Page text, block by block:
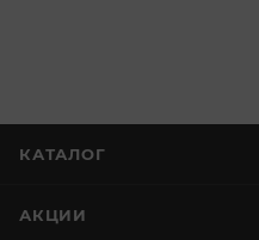
КАТАЛОГ
АКЦИИ